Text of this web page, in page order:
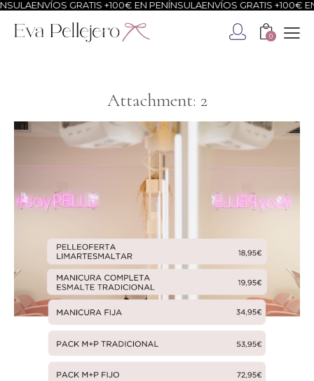
ENVÍOS GRATIS +100€ EN PENÍNSULAENVÍOS GRATIS +100€ EN
0
Attachment: 2